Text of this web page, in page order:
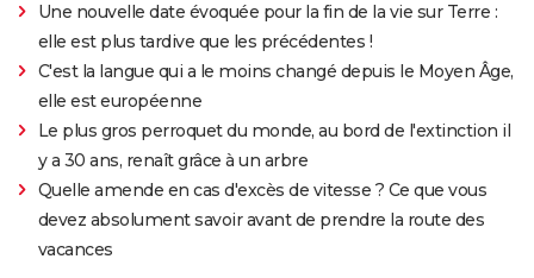
Une nouvelle date évoquée pour la fin de la vie sur Terre :
elle est plus tardive que les précédentes !
C'est la langue qui a le moins changé depuis le Moyen Âge,
elle est européenne
Le plus gros perroquet du monde, au bord de l'extinction il
y a 30 ans, renaît grâce à un arbre
Quelle amende en cas d'excès de vitesse ? Ce que vous
devez absolument savoir avant de prendre la route des
vacances